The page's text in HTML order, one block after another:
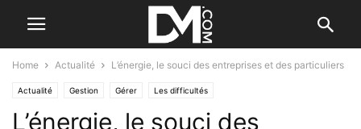
Home Actualité L’énergie, le souci des entreprises et des particuliers
Actualité Gestion Gérer Les difficultés
L’énergie, le souci des